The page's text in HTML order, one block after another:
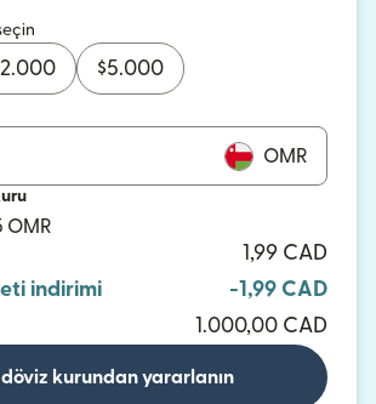
2.000 $5.000
OMR
OMR
1,99 CAD
indirimi
-1,99 CAD
1.000,00 CAD
döviz kurundan yararlanın